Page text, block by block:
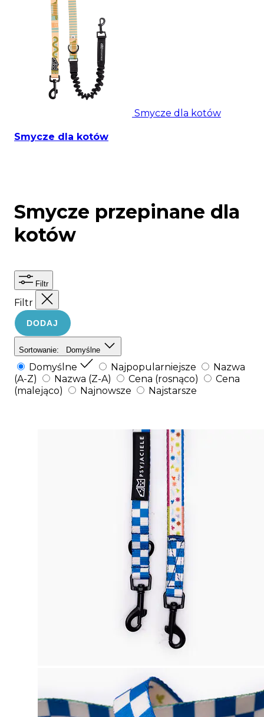
Smycze dla kotów
Smycze dla kotów
Smycze przepinane dla
kotów
Filtr
Filtr
DODAJ
Sortowanie: Domyślne
Domyślne Najpopularniejsze
Nazwa
(A-Z)
Nazwa (Z-A) Cena (rosnąco)
Cena
(malejąco)
Najnowsze Najstarsze